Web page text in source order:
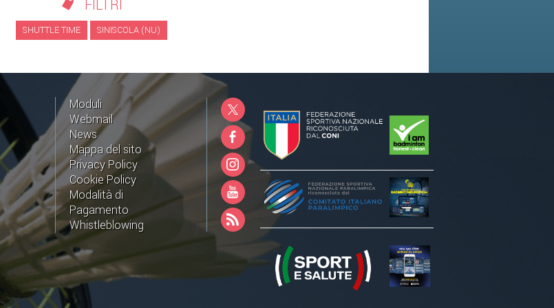
FILTRI
SHUTTLE TIME SINISCOLA (NU)
Moduli
Webmail
News
Mappa del sito
Privacy Policy
Cookie Policy
Modalità di
Pagamento
Whistleblowing